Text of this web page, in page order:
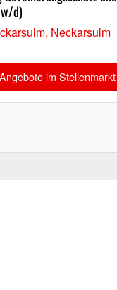
d)
Neckarsulm
im Stellenmarkt